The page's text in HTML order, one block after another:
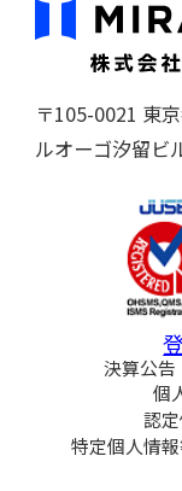
〒105-0021 東
ルオーゴ汐留ビ
決算公告
個
認
特定個人情